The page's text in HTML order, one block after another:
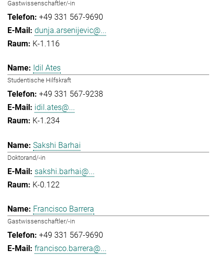
Gastwissenschaftler/-in
+49 331 567-9690
dunja.arsenijevic@...
K-1.116
Idil Ates
Studentische Hilfskraft
+49 331 567-9238
idil.ates@...
K-1.234
Sakshi Barhai
Doktorand/-in
sakshi.barhai@...
K-0.122
Francisco Barrera
Gastwissenschaftler/-in
+49 331 567-9690
francisco.barrera@...